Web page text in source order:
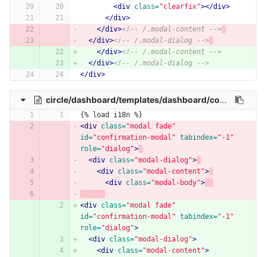
<div class="clearfix"></div>
</div>
</div><!-- /.modal-content -->
</div><!-- /.modal-dialog -->
</div><!-- /.modal-content -->
</div><!-- /.modal-dialog -->
</div>
circle/dashboard/templates/dashboard/confirm/ajax-node-flush.html
{% load i18n %}
<div class="modal fade"
id="confirmation-modal" tabindex="-1"
role="dialog">
<div class="modal-dialog">
<div class="modal-content">
<div class="modal-body">
<div class="modal fade"
id="confirmation-modal" tabindex="-1"
role="dialog">
<div class="modal-dialog">
<div class="modal-content">